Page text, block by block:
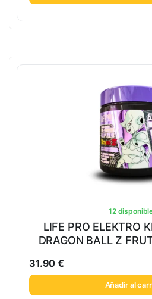
12
LIFE PRO ELEKTRO
DRAGON BALL Z
31.90€
Añadir al